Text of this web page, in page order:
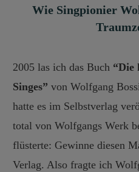
Wie Singpionier
2005 las ich das Buch “Die
Singes” von Wolfgang
hatte es im Selbstverlag
total von Wolfgangs Werk
flüsterte: Gewinne diesen
Verlag. Also fragte ich